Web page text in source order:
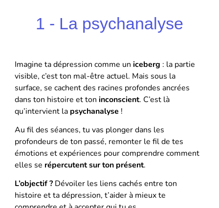
1 - La psychanalyse
Imagine ta dépression comme un iceberg : la partie
visible, c’est ton mal-être actuel. Mais sous la
surface, se cachent des racines profondes ancrées
dans ton histoire et ton inconscient. C’est là
qu’intervient la psychanalyse !
Au fil des séances, tu vas plonger dans les
profondeurs de ton passé, remonter le fil de tes
émotions et expériences pour comprendre comment
elles se répercutent sur ton présent.
L’objectif ? Dévoiler les liens cachés entre ton
histoire et ta dépression, t’aider à mieux te